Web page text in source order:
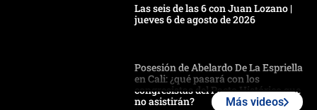
Las seis de las 6 con Juan Lozano |
jueves 6 de agosto de 2026
Posesión de Abelardo De La Espriella
en Cali: ¿qué pasará con los
congresistas del Pacto Histórico que
no asistirán?
Más videos